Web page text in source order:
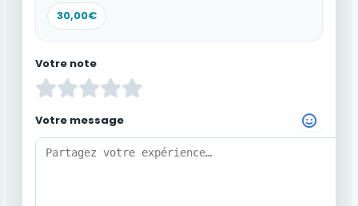
30,00€
Votre note
Votre message
Choisir un Emoji